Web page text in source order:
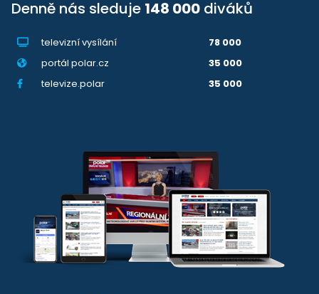
Denně nás sleduje 148 000 diváků
televizní vysílání
78 000
portál polar.cz
35 000
televize.polar
35 000